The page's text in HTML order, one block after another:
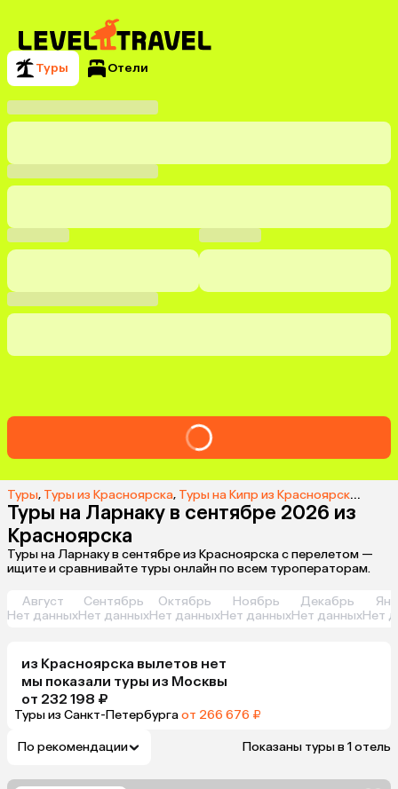
Туры Отели
Туры, Туры из Красноярска, Туры на Кипр из Красноярска ,
Туры на Ларнаку в сентябре 2026 из
Красноярска
Туры на Ларнаку в сентябре из Красноярска с перелетом —
ищите и сравнивайте туры онлайн по всем туроператорам.
Август
Нет данных
Сентябрь
Нет данных
Октябрь
Нет данных
Ноябрь
Нет данных
Декабрь
Нет данныхНет
из Красноярска вылетов нет
мы показали туры из Москвы
от 232 198 ₽
Туры из Санкт-Петербургаот 266 676 ₽
По рекомендации Показаны туры в 1 отель